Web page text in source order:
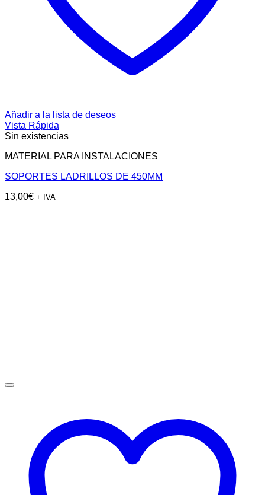
Añadir a la lista de deseos
Vista Rápida
Sin existencias
MATERIAL PARA INSTALACIONES
SOPORTES LADRILLOS DE 450MM
13,00€ + IVA